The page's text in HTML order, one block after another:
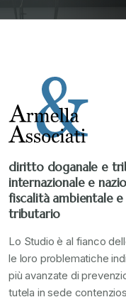
Stampa 2022
Stampa 2023
Stampa 2024
valore in dogana
diritto doganale e
internazionale e
fiscalità ambientale
tributario
Lo Studio è al fianco
le loro problematiche
più avanzate di
tutela in sede